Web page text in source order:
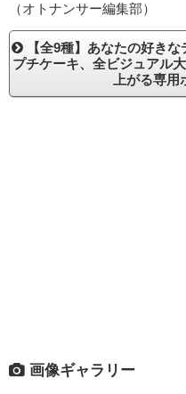
（オトナンサー編集部）
【全9種】あなたの好き
プチケーキ、全ビジュアル
上がる専
画像ギャラリー